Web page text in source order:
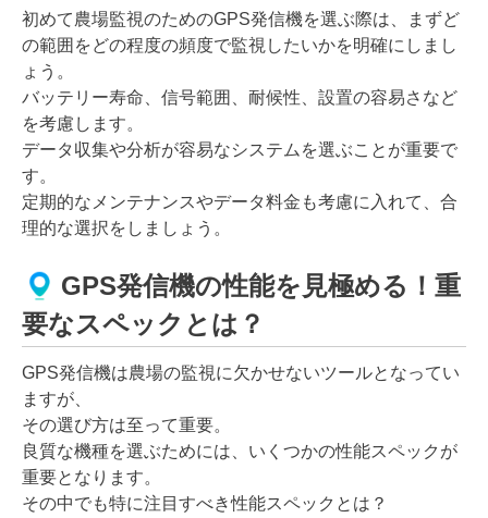
初めて農場監視のためのGPS発信機を選ぶ際は、まずど
の範囲をどの程度の頻度で監視したいかを明確にしまし
ょう。
バッテリー寿命、信号範囲、耐候性、設置の容易さなど
を考慮します。
データ収集や分析が容易なシステムを選ぶことが重要で
す。
定期的なメンテナンスやデータ料金も考慮に入れて、合
理的な選択をしましょう。
GPS発信機の性能を見極める！重
要なスペックとは？
GPS発信機は農場の監視に欠かせないツールとなってい
ますが、
その選び方は至って重要。
良質な機種を選ぶためには、いくつかの性能スペックが
重要となります。
その中でも特に注目すべき性能スペックとは？